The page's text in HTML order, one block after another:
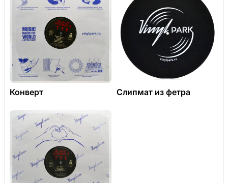
Конверт Слипмат из фетра